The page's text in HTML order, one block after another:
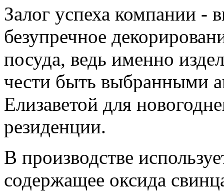
Залог успеха компании -
безупречное
посуда, ведь именно
чести быть выбранными
Елизаветой для
резиденции.
В производстве
содержащее оксида